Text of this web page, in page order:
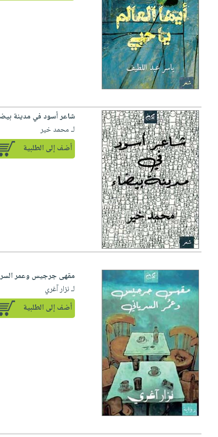
صابون
أطفال
مناسبات
فيديوهات
أسئلة
يتكرر
طرحها
خدمات
نيل
وفرات
انشر
كتابك
تواصل
معنا
عربة
التسوق
نشرة
الإصدارات
شاعر أسود في مدينة
لـ محمد خير
أضف إلى الطلبية
مقهى جرجيس وعمر
لـ نزار آغري
أضف إلى الطلبية